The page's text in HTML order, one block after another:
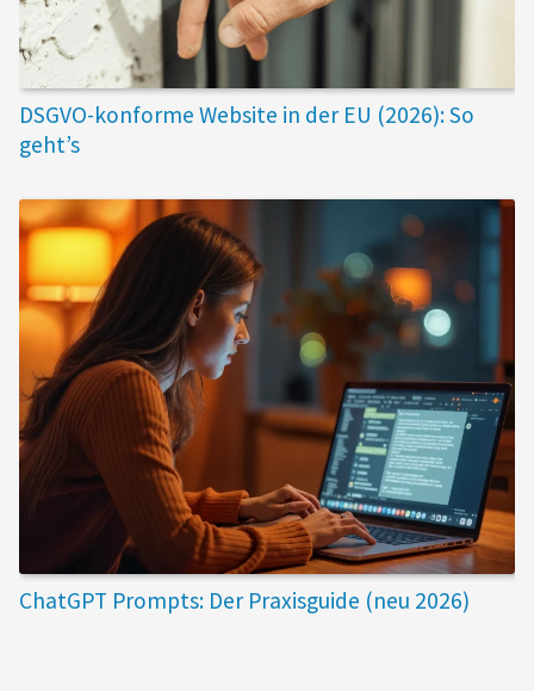
DSGVO-konforme Website in der EU (2026): So
geht’s
ChatGPT Prompts: Der Praxisguide (neu 2026)